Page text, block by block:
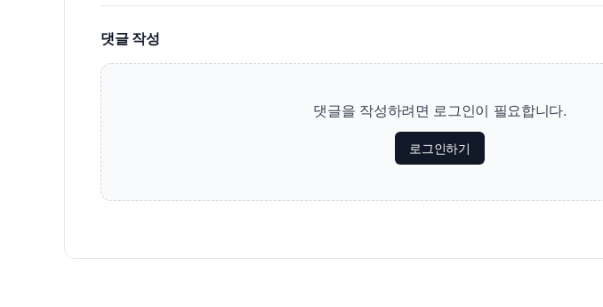
댓글 작성
댓글을 작성하려면 로그인이 필요합니다.
로그인하기